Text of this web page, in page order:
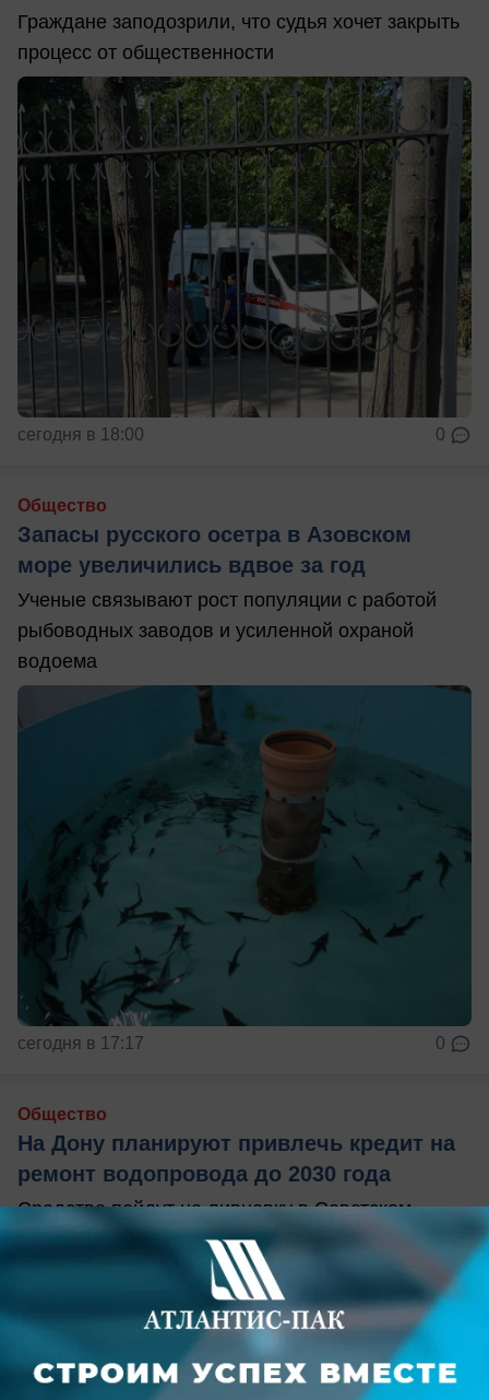
Граждане заподозрили, что судья хочет закрыть
процесс от общественности
сегодня в 18:00 0
Общество
Запасы русского осетра в Азовском
море увеличились вдвое за год
Ученые связывают рост популяции с работой
рыбоводных заводов и усиленной охраной
водоема
сегодня в 17:17 0
Общество
На Дону планируют привлечь кредит на
ремонт водопровода до 2030 года
Средства пойдут на ливневку в Советском
районе и реконструкцию Шахтинско-Донского